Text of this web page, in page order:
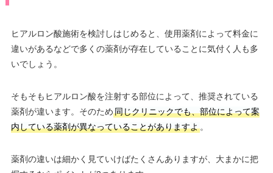
ヒアルロン酸施術を検討しはじめると、使用薬剤によって料金に
違いがあるなどで多くの薬剤が存在していることに気付く人も多
いでしょう。
そもそもヒアルロン酸を注射する部位によって、推奨されている
薬剤が違います。そのため同じクリニックでも、部位によって案
内している薬剤が異なっていることがありますよ。
薬剤の違いは細かく見ていけばたくさんありますが、大まかに把